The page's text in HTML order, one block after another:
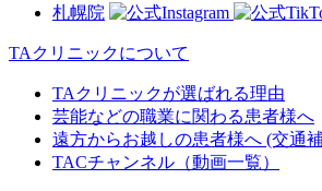
札幌院
TAクリニックについて
TAクリニックが選ばれる理由
芸能などの職業に関わる患者様へ
遠方からお越しの患者様へ (交通
TACチャンネル（動画一覧）